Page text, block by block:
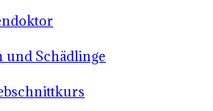
Schädlinge